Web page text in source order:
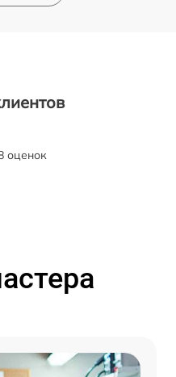
оценок